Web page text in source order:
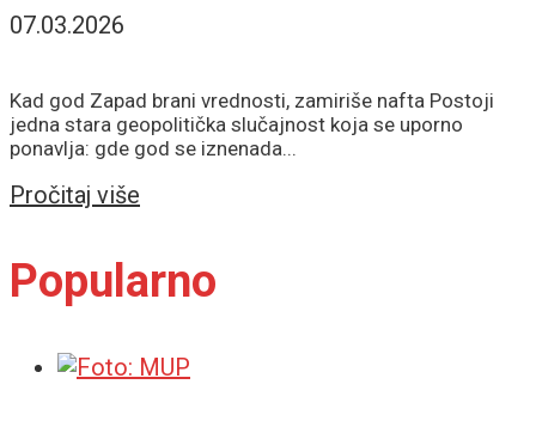
07.03.2026
Kad god Zapad brani vrednosti, zamiriše nafta Postoji
jedna stara geopolitička slučajnost koja se uporno
ponavlja: gde god se iznenada...
Pročitaj više
Popularno